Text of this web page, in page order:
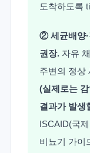
도착하도록
② 세균배양
권장.자유
주변의 정상
(실제로는
결과가 발생
ISCAID(국
비뇨기 가이